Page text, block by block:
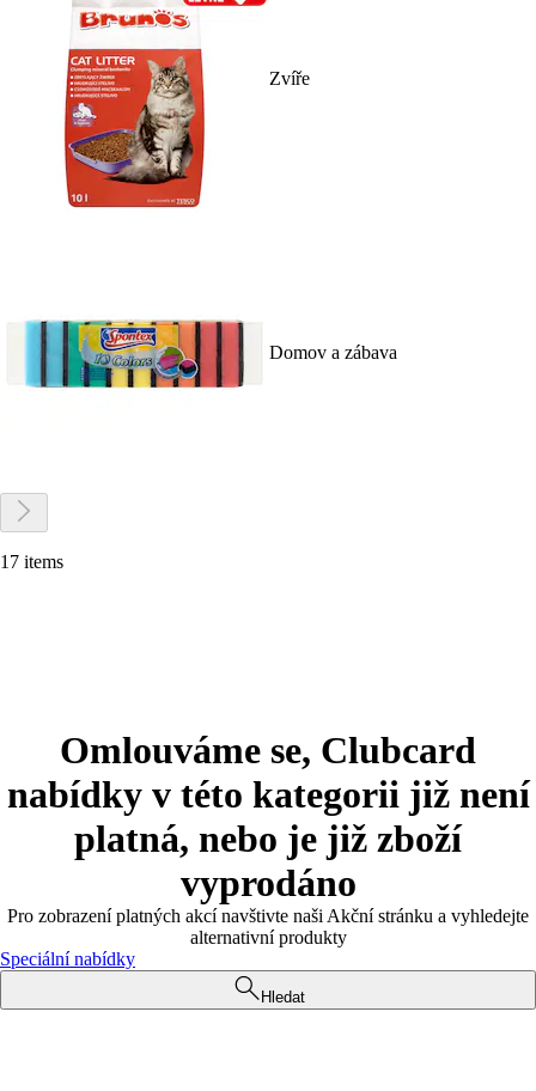
Zvíře
Domov a zábava
17 items
Omlouváme se, Clubcard
nabídky v této kategorii již není
platná, nebo je již zboží
vyprodáno
Pro zobrazení platných akcí navštivte naši Akční stránku a vyhledejte
alternativní produkty
Speciální nabídky
Hledat